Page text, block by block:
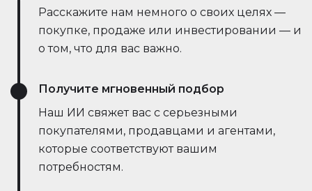
Расскажите нам немного о своих целях —
покупке, продаже или инвестировании — и
о том, что для вас важно.
Получите мгновенный подбор
Наш ИИ свяжет вас с серьезными
покупателями, продавцами и агентами,
которые соответствуют вашим
потребностям.